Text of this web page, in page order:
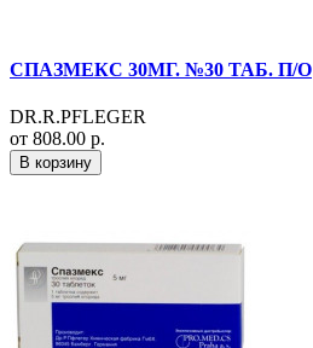
СПАЗМЕКС 30МГ. №30 ТАБ. П/О
DR.R.PFLEGER
от 808.00 р.
В корзину